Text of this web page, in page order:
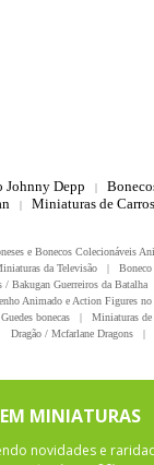
Johnny Depp |
| Miniaturas de
e Bonecos Colecionáveis
da Televisão |
/ Bakugan Guerreiros da Batalha
Animado e Action Figures
bonecas |
Miniaturas
Dragão / Mcfarlane Dragons
|
EM MINIATURAS
novidades e